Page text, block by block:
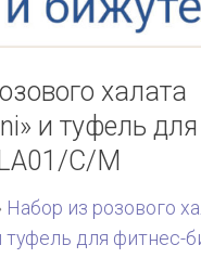
халата
и туфель
C/M
Набор из розового
туфель для фитнес-